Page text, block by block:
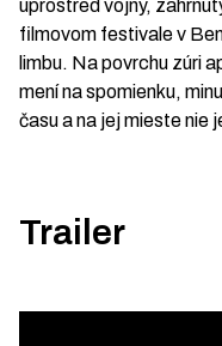
uprostred vojny,
filmovom festivale v
limbu. Na povrchu zúri
mení na spomienku,
času a na jej mieste nie
Trailer